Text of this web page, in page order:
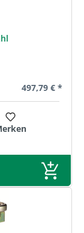
Regulärer
497,79 € *